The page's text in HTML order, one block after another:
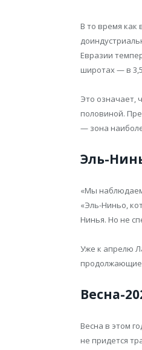
В то время как
Евразии
широтах — в
Это означает,
половиной.
— зона
Эль-
«Мы
«Эль-Ниньо,
Нинья. Но не
Уже к апрелю
Весна-
Весна в этом
не придется